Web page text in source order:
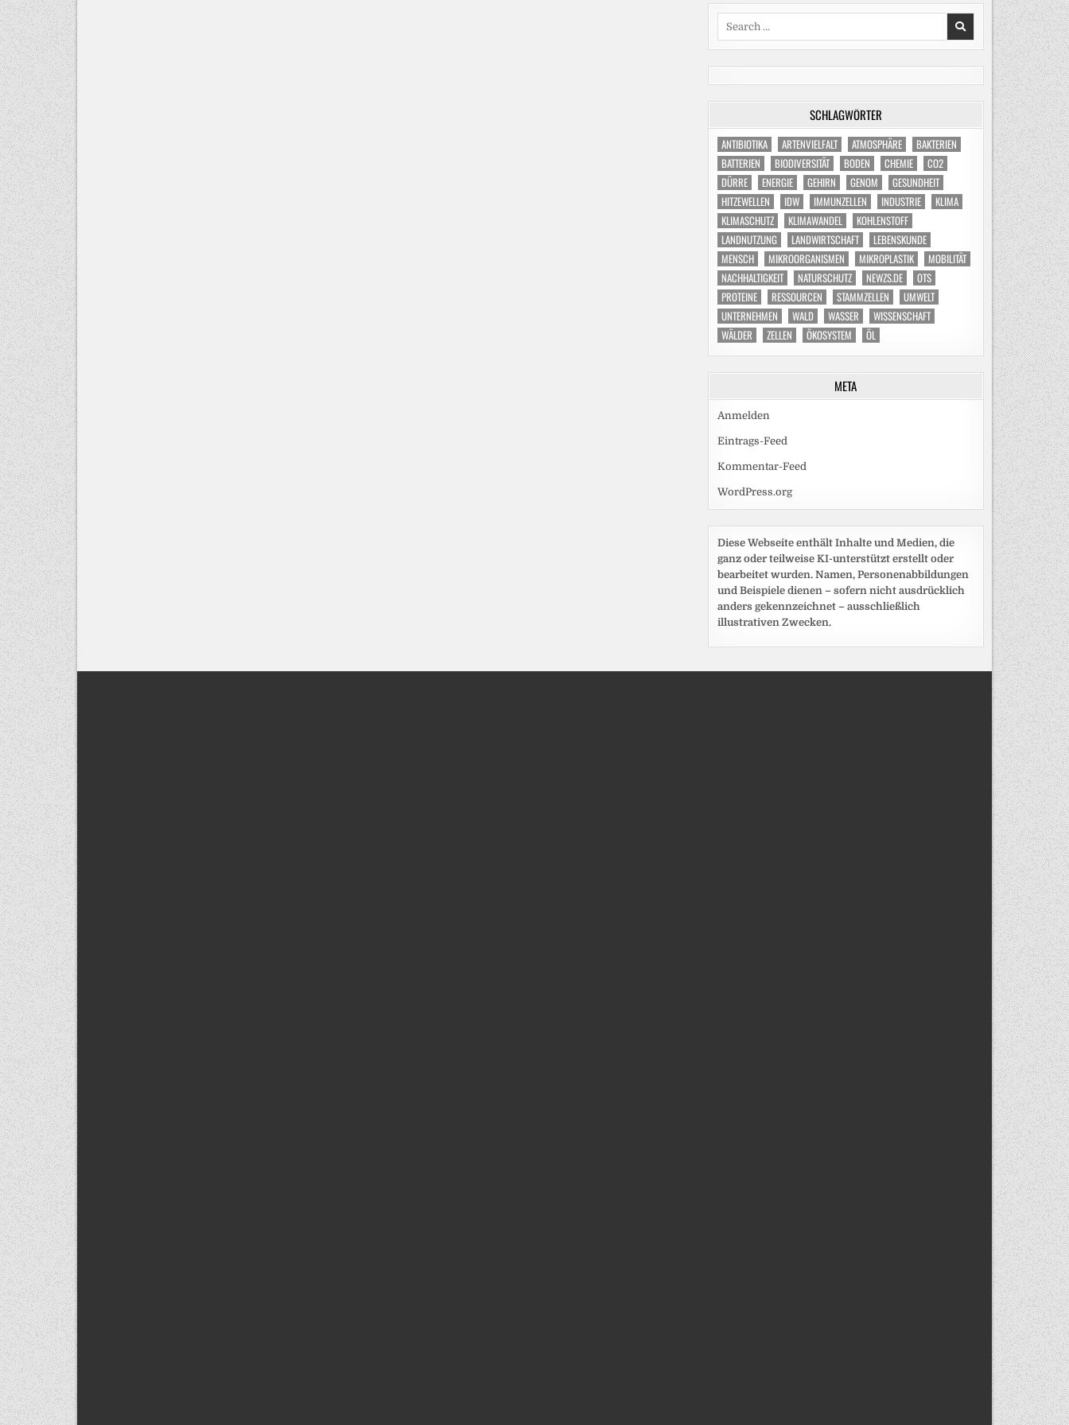
SCHLAGWÖRTER
ANTIBIOTIKA ARTENVIELFALT ATMOSPHÄRE
BAKTERIEN
BATTERIEN
BIODIVERSITÄT BODEN CHEMIE
CO2
DÜRRE
ENERGIE GEHIRN GENOM
GESUNDHEIT
HITZEWELLEN
IDW IMMUNZELLEN INDUSTRIE
KLIMA
KLIMASCHUTZ
KLIMAWANDEL
KOHLENSTOFF
LANDNUTZUNG
LANDWIRTSCHAFT
LEBENSKUNDE
MENSCH
MIKROORGANISMEN MIKROPLASTIK
MOBILITÄT
NACHHALTIGKEIT
NATURSCHUTZ NEWZS.DE
OTS
PROTEINE
RESSOURCEN STAMMZELLEN
UMWELT
UNTERNEHMEN
WALD WASSER
WISSENSCHAFT
WÄLDER
ZELLEN ÖKOSYSTEM ÖL
META
Anmelden
Eintrags-Feed
Kommentar-Feed
WordPress.org
Diese Webseite enthält Inhalte und Medien, die
ganz oder teilweise KI-unterstützt erstellt oder
bearbeitet wurden. Namen, Personenabbildungen
und Beispiele dienen – sofern nicht ausdrücklich
anders gekennzeichnet – ausschließlich
illustrativen Zwecken.